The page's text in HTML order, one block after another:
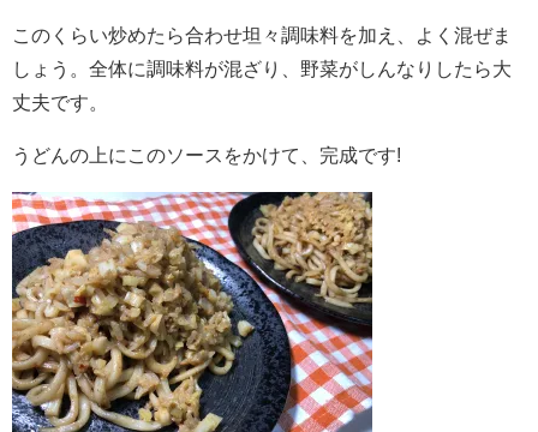
このくらい炒めたら合わせ坦々調味料を加え、よく混ぜま
しょう。全体に調味料が混ざり、野菜がしんなりしたら大
丈夫です。
うどんの上にこのソースをかけて、完成です!